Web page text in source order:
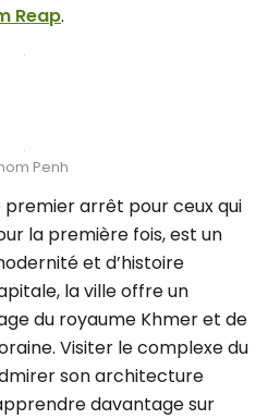
Reap.
Penh
premier arrêt pour ceux qui
la première fois, est un
et d’histoire
la ville offre un
du royaume Khmer et de
Visiter le complexe du
son architecture
davantage sur